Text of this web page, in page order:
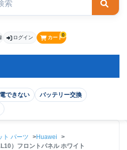
検索
できない
バッテリー交換
ログイン カート0
ト パーツ
Huawei
）フロントパネル ホワイト